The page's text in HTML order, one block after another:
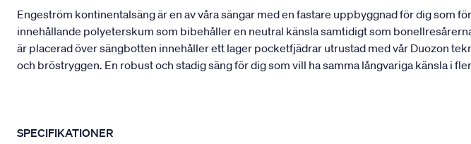
Engeström kontinentalsäng är en av våra sängar med en fastare uppbyggnad för dig som
innehållande polyeterskum som bibehåller en neutral känsla samtidigt som
är placerad över sängbotten innehåller ett lager pocketfjädrar utrustad med vår Duozon
och bröstryggen. En robust och stadig säng för dig som vill ha samma långvariga känsla i
SPECIFIKATIONER